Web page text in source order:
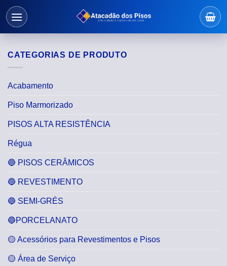
Skip
CATEGORIAS DE PRODUTO
Acabamento
Piso Marmorizado
PISOS ALTA RESISTÊNCIA
Régua
🔵 PISOS CERÂMICOS
🔵 REVESTIMENTO
🔵 SEMI-GRÉS
🔵PORCELANATO
🟡 Acessórios para Revestimentos e Pisos
🟡 Área de Serviço